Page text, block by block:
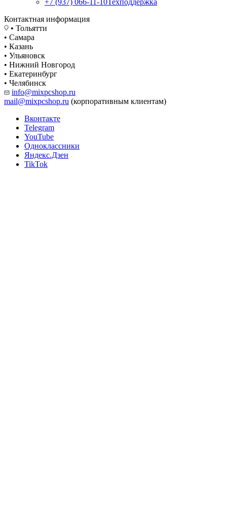
+7 (937) 066-11-10 Техподдержка
Контактная информация
• Тольятти
• Самара
• Казань
• Ульяновск
• Нижний Новгород
• Екатеринбург
• Челябинск
info@mixpcshop.ru
mail@mixpcshop.ru (корпоративным клиентам)
Вконтакте
Telegram
YouTube
Одноклассники
Яндекс.Дзен
TikTok